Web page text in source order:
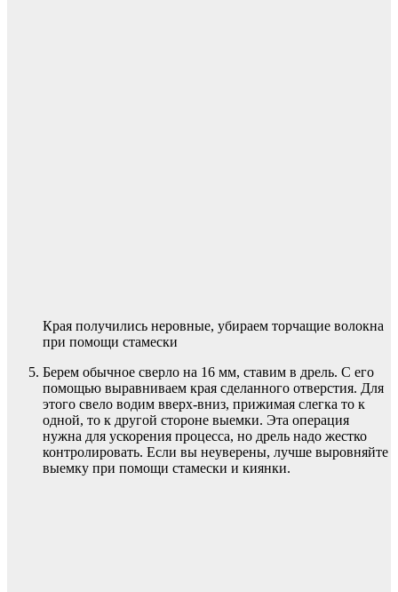
Края получились неровные, убираем торчащие волокна
при помощи стамески
Берем обычное сверло на 16 мм, ставим в дрель. С его
помощью выравниваем края сделанного отверстия. Для
этого свело водим вверх-вниз, прижимая слегка то к
одной, то к другой стороне выемки. Эта операция
нужна для ускорения процесса, но дрель надо жестко
контролировать. Если вы неуверены, лучше выровняйте
выемку при помощи стамески и киянки.